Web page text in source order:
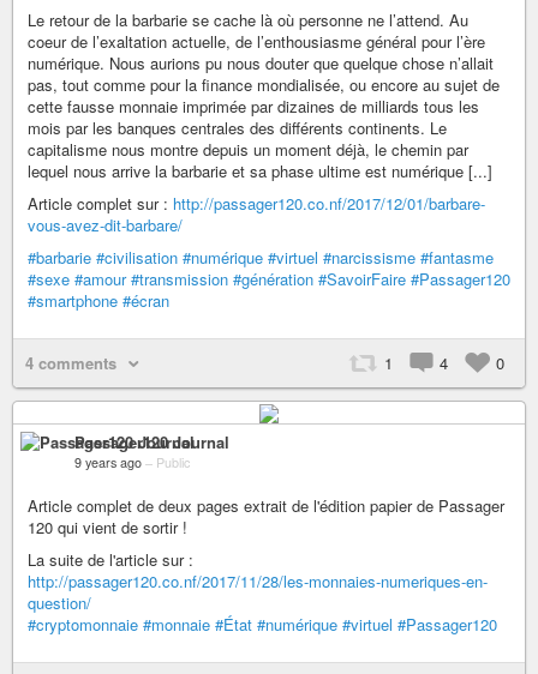
Le retour de la barbarie se cache là où personne ne l’attend. Au
coeur de l’exaltation actuelle, de l’enthousiasme général pour l’ère
numérique. Nous aurions pu nous douter que quelque chose n’allait
pas, tout comme pour la finance mondialisée, ou encore au sujet de
cette fausse monnaie imprimée par dizaines de milliards tous les
mois par les banques centrales des différents continents. Le
capitalisme nous montre depuis un moment déjà, le chemin par
lequel nous arrive la barbarie et sa phase ultime est numérique [...]
Article complet sur : http://passager120.co.nf/2017/12/01/barbare-
vous-avez-dit-barbare/
#barbarie #civilisation #numérique #virtuel #narcissisme #fantasme
#sexe #amour #transmission #génération #SavoirFaire #Passager120
#smartphone #écran
4 comments 1 4 0
Passager120 Journal
9 years ago – Public
Article complet de deux pages extrait de l'édition papier de Passager
120 qui vient de sortir !
La suite de l'article sur :
http://passager120.co.nf/2017/11/28/les-monnaies-numeriques-en-
question/
#cryptomonnaie #monnaie #État #numérique #virtuel #Passager120